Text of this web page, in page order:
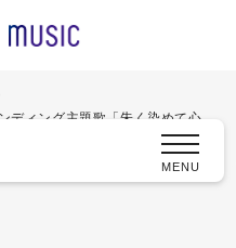
MENU
ディング主題歌「朱く染めて心